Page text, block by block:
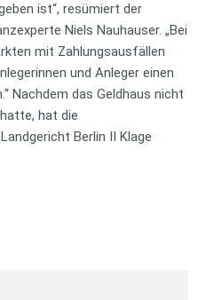
ist“, resümiert der
Niels Nauhauser. „Bei
mit Zahlungsausfällen
und Anleger einen
Nachdem das Geldhaus nicht
hat die
Berlin II Klage